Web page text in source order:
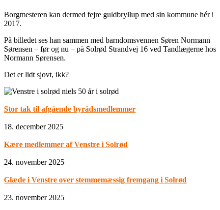
Borgmesteren kan dermed fejre guldbryllup med sin kommune hér i
2017.
På billedet ses han sammen med barndomsvennen Søren Normann
Sørensen – før og nu – på Solrød Strandvej 16 ved Tandlægerne hos
Normann Sørensen.
Det er lidt sjovt, ikk?
Stor tak til afgående byrådsmedlemmer
18. december 2025
Kære medlemmer af Venstre i Solrød
24. november 2025
Glæde i Venstre over stemmemæssig fremgang i Solrød
23. november 2025